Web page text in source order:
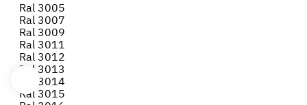
Ral 3005
Ral 3007
Ral 3009
Ral 3011
Ral 3012
Ral 3013
Ral 3014
Ral 3015